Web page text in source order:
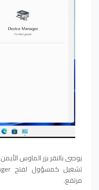
يوصى بالنقر بزر الماوس
مرتفع.